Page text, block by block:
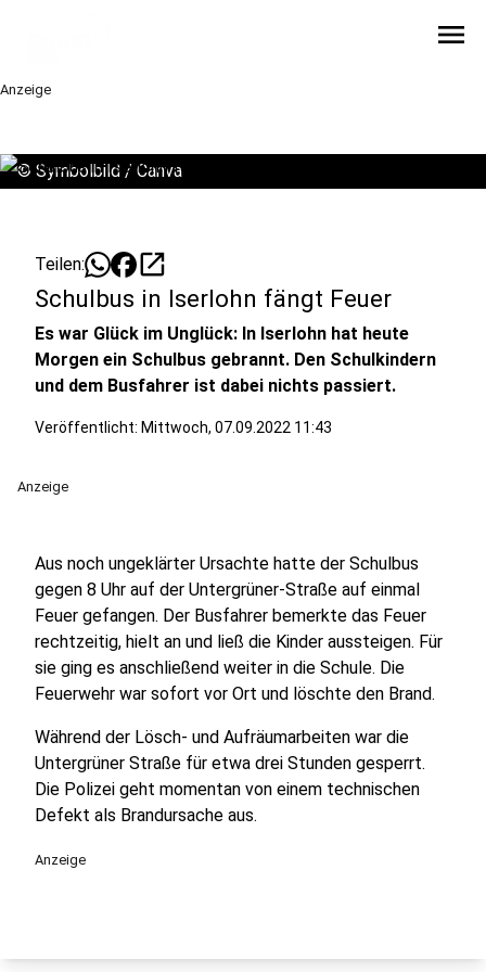
menu
Anzeige
© Symbolbild / Canva
Teilen: open_in_new
Schulbus in Iserlohn fängt Feuer
Es war Glück im Unglück: In Iserlohn hat heute
Morgen ein Schulbus gebrannt. Den Schulkindern
und dem Busfahrer ist dabei nichts passiert.
Veröffentlicht: Mittwoch, 07.09.2022 11:43
Anzeige
Aus noch ungeklärter Ursachte hatte der Schulbus
gegen 8 Uhr auf der Untergrüner-Straße auf einmal
Feuer gefangen. Der Busfahrer bemerkte das Feuer
rechtzeitig, hielt an und ließ die Kinder aussteigen. Für
sie ging es anschließend weiter in die Schule. Die
Feuerwehr war sofort vor Ort und löschte den Brand.
Während der Lösch- und Aufräumarbeiten war die
Untergrüner Straße für etwa drei Stunden gesperrt.
Die Polizei geht momentan von einem technischen
Defekt als Brandursache aus.
Anzeige